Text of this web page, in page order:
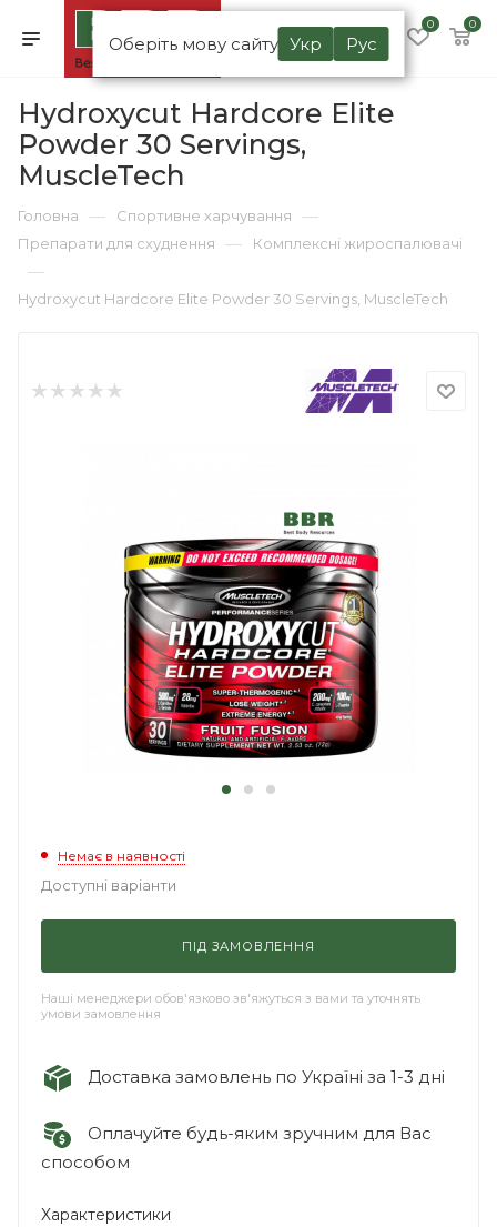
Оберіть мову сайту Укр Рус
0 0
Hydroxycut Hardcore Elite
Powder 30 Servings,
MuscleTech
Головна — Спортивне харчування —
Препарати для схуднення — Комплексні жироспалювачі
—
Hydroxycut Hardcore Elite Powder 30 Servings, MuscleTech
Немає в наявності
Доступні варіанти
ПІД ЗАМОВЛЕННЯ
Наші менеджери обов'язково зв'яжуться з вами та уточнять
умови замовлення
Доставка замовлень по Україні за 1-3 дні
Оплачуйте будь-яким зручним для Вас
способом
Характеристики